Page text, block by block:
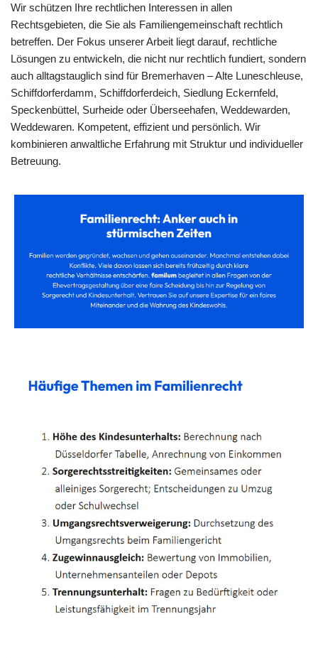
Wir schützen Ihre rechtlichen Interessen in allen
Rechtsgebieten, die Sie als Familiengemeinschaft rechtlich
betreffen. Der Fokus unserer Arbeit liegt darauf, rechtliche
Lösungen zu entwickeln, die nicht nur rechtlich fundiert, sondern
auch alltagstauglich sind für Bremerhaven – Alte Luneschleuse,
Schiffdorferdamm, Schiffdorferdeich, Siedlung Eckernfeld,
Speckenbüttel, Surheide oder Überseehafen, Weddewarden,
Weddewaren. Kompetent, effizient und persönlich. Wir
kombinieren anwaltliche Erfahrung mit Struktur und individueller
Betreuung.